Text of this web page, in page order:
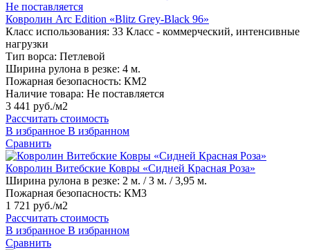
Не поставляется
Ковролин Arc Edition «Blitz Grey-Black 96»
Класс использования: 33 Класс - коммерческий, интенсивные
нагрузки
Тип ворса: Петлевой
Ширина рулона в резке: 4 м.
Пожарная безопасность: КМ2
Наличие товара: Не поставляется
3 441 руб./м2
Рассчитать стоимость
В избранное В избранном
Сравнить
Ковролин Витебские Ковры «Сидней Красная Роза»
Ширина рулона в резке: 2 м. / 3 м. / 3,95 м.
Пожарная безопасность: КМ3
1 721 руб./м2
Рассчитать стоимость
В избранное В избранном
Сравнить